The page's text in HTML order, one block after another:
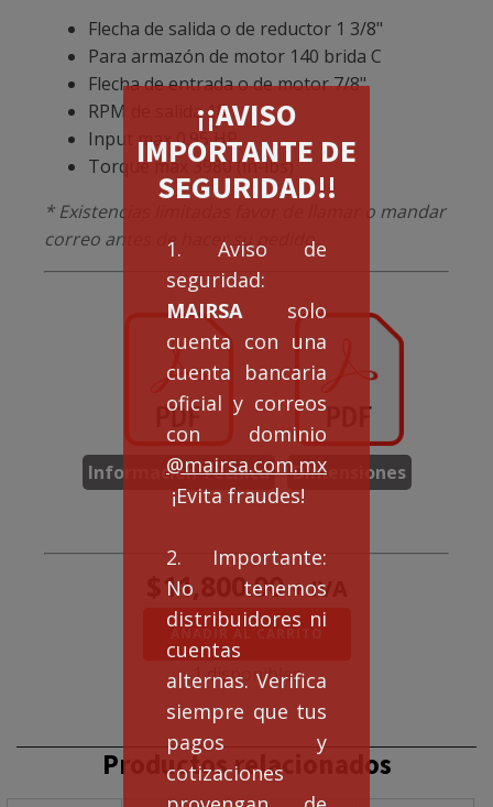
¡¡AVISO
IMPORTANTE DE
SEGURIDAD!!
1. Aviso de
seguridad:
MAIRSA solo
cuenta con una
cuenta bancaria
oficial y correos
con dominio
@mairsa.com.mx
¡Evita fraudes!
2. Importante:
No tenemos
distribuidores ni
cuentas
alternas. Verifica
siempre que tus
pagos y
cotizaciones
Flecha de salida o de reductor 1 3/8"
Para armazón de motor 140 brida C
Flecha de entrada o de motor 7/8"
RPM de salida 18
Input max 0.95 HP
Torque max 3980 (in-lbs)
* Existencias limitadas favor de llamar o mandar
correo antes de hacer su pedido.
Información Tecnica Dimensiones
11,800.00 + IVA
REDUCTOR
COLINEAL
1 disponibles
Productos relacionados